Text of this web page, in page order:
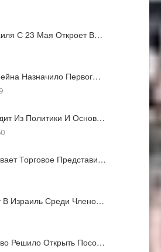
С 23 Мая Откроет В…
Назначило Первог…
Из Политики И Основ…
Торговое Представи…
В Израиль Среди Члено…
Решило Открыть Посо…